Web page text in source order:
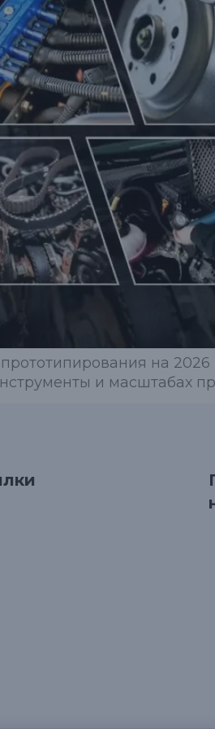
на 2026
и масштабах